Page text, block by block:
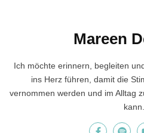
Mareen
Ich möchte erinnern, begleiten
ins Herz führen, damit die
vernommen werden und im Alltag
kann.